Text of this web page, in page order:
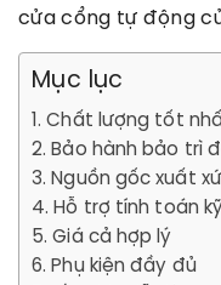
cửa cổng tự động
Mục lục
1. Chất lượng tốt
2. Bảo hành bảo trì
3. Nguồn gốc xuất
4. Hỗ trợ tính toán
5. Giá cả hợp lý
6. Phụ kiện đầy đủ